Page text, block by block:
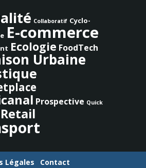
Collaboratif Cyclo-
E-commerce
Ecologie FoodTech
Urbaine
Prospective Quick
Retail
Légales Contact